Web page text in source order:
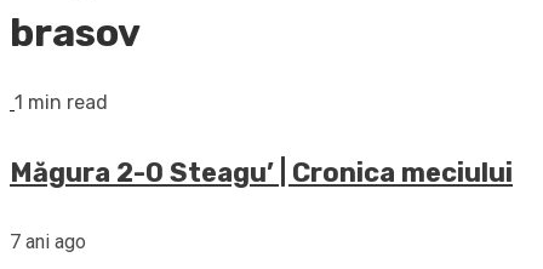
brasov
1 min read
Măgura 2-0 Steagu’ | Cronica meciului
7 ani ago